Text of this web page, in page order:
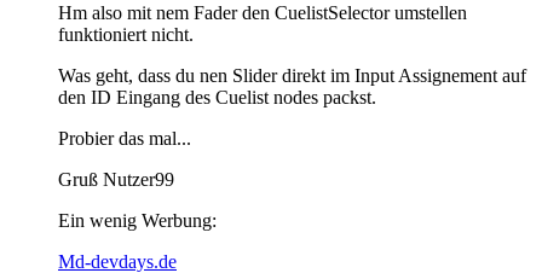
Hm also mit nem Fader den CuelistSelector umstellen
funktioniert nicht.
Was geht, dass du nen Slider direkt im Input Assignement auf
den ID Eingang des Cuelist nodes packst.
Probier das mal...
Gruß Nutzer99
Ein wenig Werbung:
Md-devdays.de